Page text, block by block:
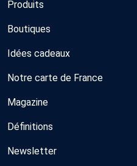
Produits
Boutiques
Idées cadeaux
Notre carte de France
Magazine
Définitions
Newsletter